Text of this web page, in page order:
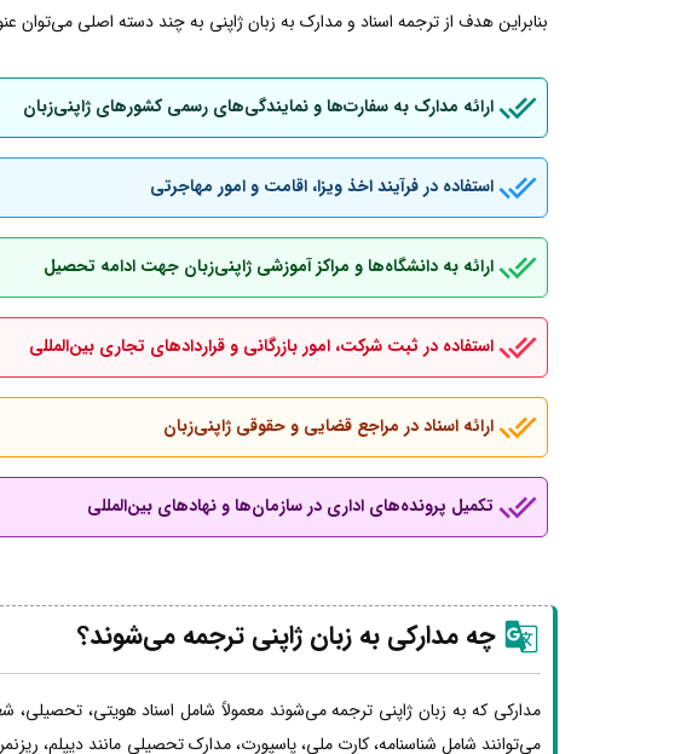
بنابراین هدف از ترجمه اسناد و مدارک به زبان ژاپنی به چند دسته اصلی می‌توان
ارائه مدارک به سفارت‌ها و نمایندگی‌های رسمی کشورهای ژاپنی‌زبان
استفاده در فرآیند اخذ ویزا، اقامت و امور مهاجرتی
ارائه به دانشگاه‌ها و مراکز آموزشی ژاپنی‌زبان جهت ادامه تحصیل
استفاده در ثبت شرکت، امور بازرگانی و قراردادهای تجاری بین‌المللی
ارائه اسناد در مراجع قضایی و حقوقی ژاپنی‌زبان
تکمیل پرونده‌های اداری در سازمان‌ها و نهادهای بین‌المللی
چه مدارکی به زبان ژاپنی ترجمه می‌شوند؟
مدارکی که به زبان ژاپنی ترجمه می‌شوند معمولاً شامل اسناد هویتی، تحصیلی،
می‌توانند شامل شناسنامه، کارت ملی، پاسپورت، مدارک تحصیلی مانند دیپلم،